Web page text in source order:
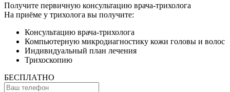
Получите первичную консультацию врача-трихолога
На приёме у трихолога вы получите:
Консультацию врача-трихолога
Компьютерную микродиагностику кожи головы и волос
Индивидуальный план лечения
Трихоскопию
БЕСПЛАТНО